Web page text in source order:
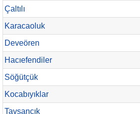
Çaltılı
Karacaoluk
Deveören
Hacıefendiler
Söğütçük
Kocabıyıklar
Tavşancık